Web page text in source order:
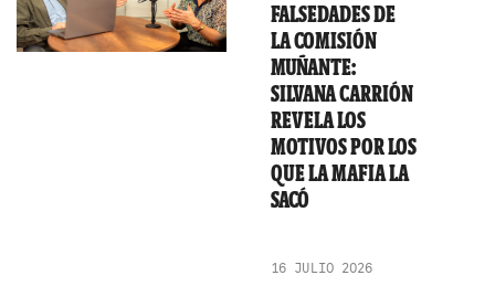
FALSEDADES DE
LA COMISIÓN
MUÑANTE:
SILVANA CARRIÓN
REVELA LOS
MOTIVOS POR LOS
QUE LA MAFIA LA
SACÓ
16 JULIO 2026